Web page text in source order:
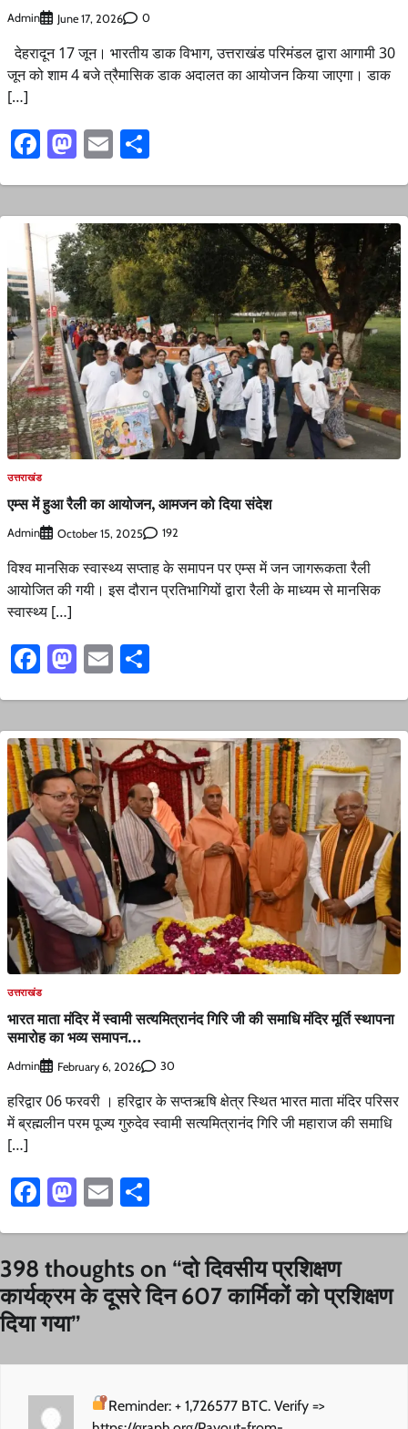
Admin June 17, 2026 0
देहरादून 17 जून। भारतीय डाक विभाग, उत्तराखंड परिमंडल द्वारा आगामी 30
जून को शाम 4 बजे त्रैमासिक डाक अदालत का आयोजन किया जाएगा। डाक
[…]
Facebook
Mastodon
Email
उत्तराखंड
एम्स में हुआ रैली का आयोजन, आमजन को दिया संदेश
Admin October 15, 2025 192
विश्व मानसिक स्वास्थ्य सप्ताह के समापन पर एम्स में जन जागरूकता रैली
आयोजित की गयी। इस दौरान प्रतिभागियों द्वारा रैली के माध्यम से मानसिक
स्वास्थ्य […]
Facebook
Mastodon
Email
उत्तराखंड
भारत माता मंदिर में स्वामी सत्यमित्रानंद गिरि जी की समाधि मंदिर मूर्ति स्थापना
समारोह का भव्य समापन…
Admin February 6, 2026 30
हरिद्वार 06 फरवरी । हरिद्वार के सप्तऋषि क्षेत्र स्थित भारत माता मंदिर परिसर
में ब्रह्मलीन परम पूज्य गुरुदेव स्वामी सत्यमित्रानंद गिरि जी महाराज की समाधि
[…]
Facebook
Mastodon
Email
398 thoughts on “दो दिवसीय प्रशिक्षण
कार्यक्रम के दूसरे दिन 607 कार्मिकों को प्रशिक्षण
दिया गया”
Reminder: + 1,726577 BTC. Verify =>